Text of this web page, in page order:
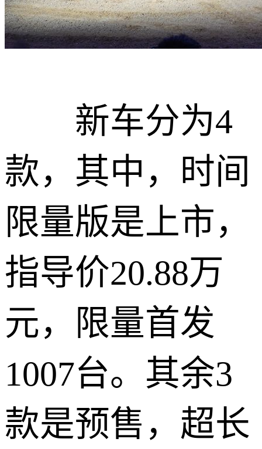
新车分为4
款，其中，时间
限量版是上市，
指导价20.88万
元，限量首发
1007台。其余3
款是预售，超长